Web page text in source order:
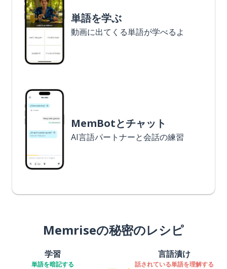
単語を学ぶ
動画に出てくる単語が学べるよ
MemBotとチャット
AI言語パートナーと会話の練習
Memriseの秘密のレシピ
学習
単語を暗記する
言語漬け
話されている単語を理解する